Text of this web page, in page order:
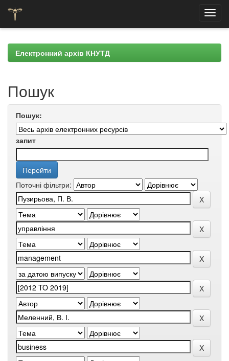
navigationЕлектронний архів КНУТД
Пошук
Пошук:
запит
Поточні фільтри: